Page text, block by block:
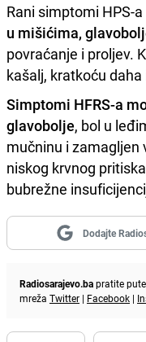
Rani simptomi HPS-a
u mišićima,
povraćanje i proljev.
kašalj, kratkoću
Simptomi HFRS-a
glavobolje, bol u
mučninu i zamagljen
niskog krvnog
bubrežne
Dodajte
Radiosarajevo.bapratite
mreža Twitter | Facebook |